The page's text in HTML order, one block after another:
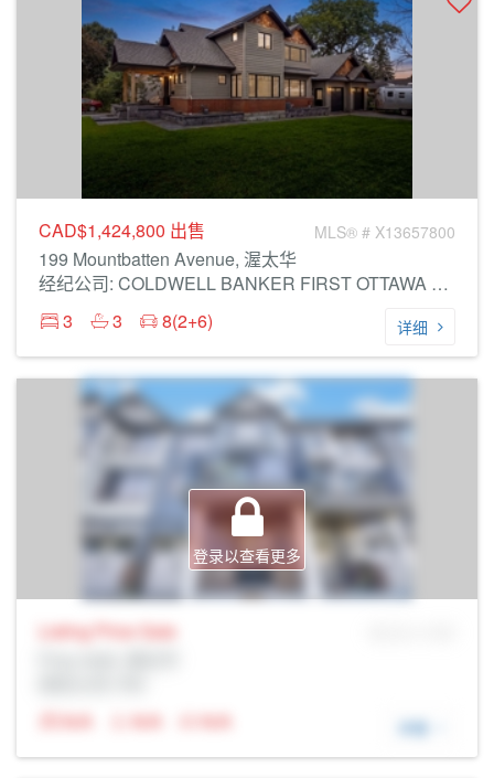
CAD$1,424,800 出售 MLS® # X13657800
199 Mountbatten Avenue, 渥太华
经纪公司: COLDWELL BANKER FIRST OTTAWA REALTY
3
3 8(2+6) 详细
登录以查看更多
Listing Price Sale
N/A
N/A N/A 详细